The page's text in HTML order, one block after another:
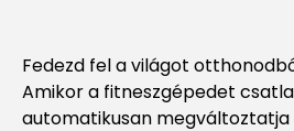
Fedezd fel a világot
Amikor a fitneszgépedet
automatikusan